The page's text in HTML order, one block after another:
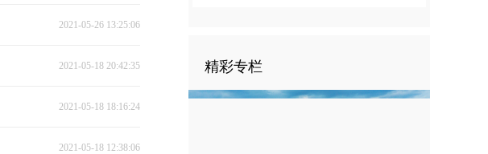
2021-05-26 13:25:06
2021-05-18 20:42:35
2021-05-18 18:16:24
2021-05-18 12:38:06
精彩专栏